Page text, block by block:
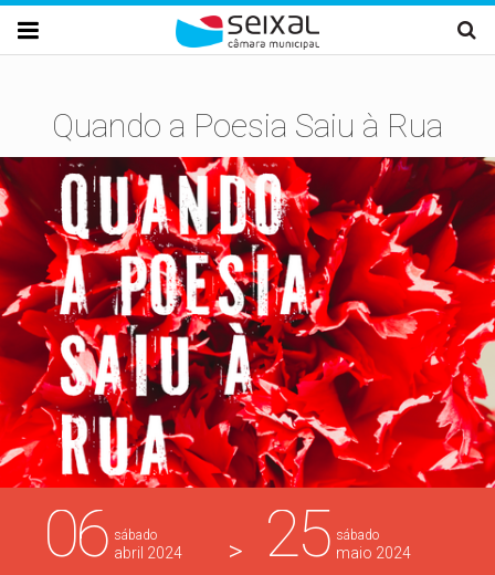
Passar para o conteúdo principal

Quando a Poesia Saiu à Rua
06 sábado
abril 2024 > 25 sábado
maio 2024